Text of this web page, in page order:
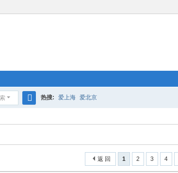
索
热搜: 爱上海 爱北京
1 2 3 4
返 回